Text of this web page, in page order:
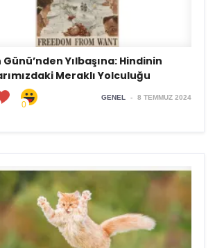
Yılbaşına: Hindinin
Meraklı Yolculuğu
0
GENEL - 8 TEMMUZ 2024